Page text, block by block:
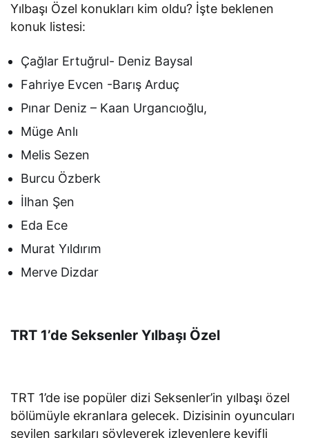
Yılbaşı Özel konukları kim oldu? İşte beklenen
konuk listesi:
Çağlar Ertuğrul- Deniz Baysal
Fahriye Evcen -Barış Arduç
Pınar Deniz – Kaan Urgancıoğlu,
Müge Anlı
Melis Sezen
Burcu Özberk
İlhan Şen
Eda Ece
Murat Yıldırım
Merve Dizdar
TRT 1’de Seksenler Yılbaşı Özel
TRT 1’de ise popüler dizi Seksenler’in yılbaşı özel
bölümüyle ekranlara gelecek. Dizisinin oyuncuları
sevilen şarkıları söyleyerek izleyenlere keyifli